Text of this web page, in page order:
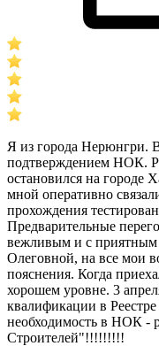
Я из города Нерюнгри.
подтверждением НОК.
остановился на городе
мной оперативно
прохождения
Предварительные
вежливым и с приятным
Олеговной, на все мои
пояснения. Когда
хорошем уровне. 3
квалификации в
необходимость в НОК -
Строителей"!!!!!!!!!